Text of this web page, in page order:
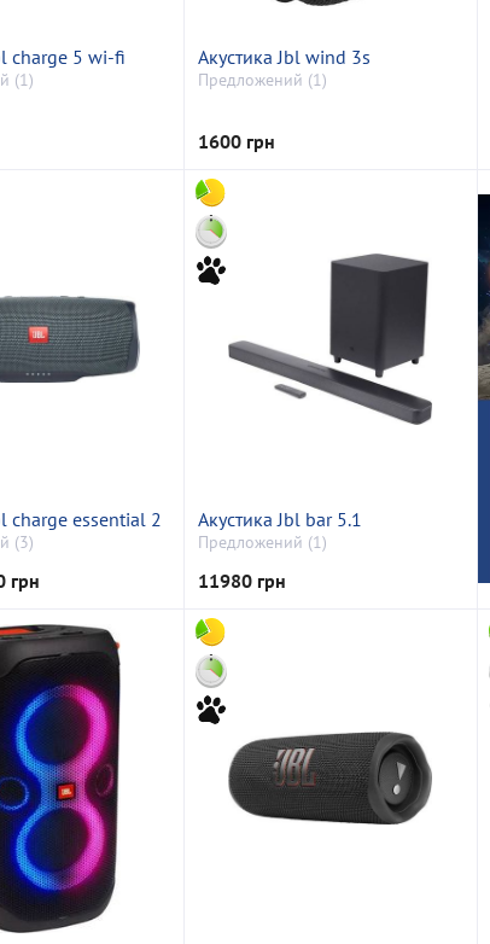
charge 5 wi-fi
(1)
Акустика Jbl wind 3s
Предложений (1)
1600 грн
charge essential 2
(3)
грн
Акустика Jbl bar 5.1
Предложений (1)
11980 грн